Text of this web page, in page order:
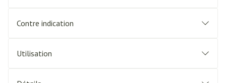
Contre indication
Utilisation